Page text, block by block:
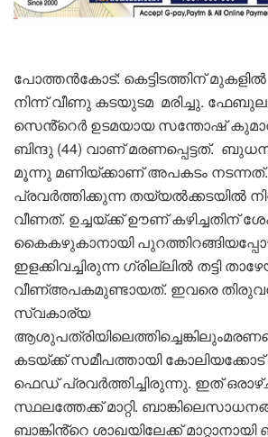
പോത്തൻകോട്: കെട്ടിടത്തിന് മുകളിൽ
നിന്ന് വീണു കടയുടമ മരിച്ചു. ഫേബുലസ്
സെൻ്റെർ ഉടമയായ സന്തോഷ്
ബിന്ദു (44) വാണ് മരണപ്പെട്ടത്.
മൂന്നു മണിയ്ക്കാണ് അപകടം നടന്നത്.
പ്രവർത്തിക്കുന്ന തയ്യൽക്കടയിൽ
വീണത്. ഉച്ചയ്ക്ക് ഊണ് കഴിച്ചതിന്
കൈകഴുകാനായി
ഇളക്കിവച്ചിരുന്ന ഗ്രില്ലിൽ തട്ടി
വീണ്അപകമുണ്ടായത്. ഇവരെ
സ്വകാര്യ
കടയ്ക്ക് സമീപത്തായി
ഫെഡ് പ്രവർത്തിച്ചിരുന്നു. ഇത്
സ്ഥലത്തേക്ക് മാറ്റി.
ബാങ്കിൻ്റെ ശാഖയിലേക്ക്